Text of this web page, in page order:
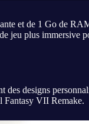
et de 1 Go de
jeu plus immersive
des designs
Fantasy VII Remake.